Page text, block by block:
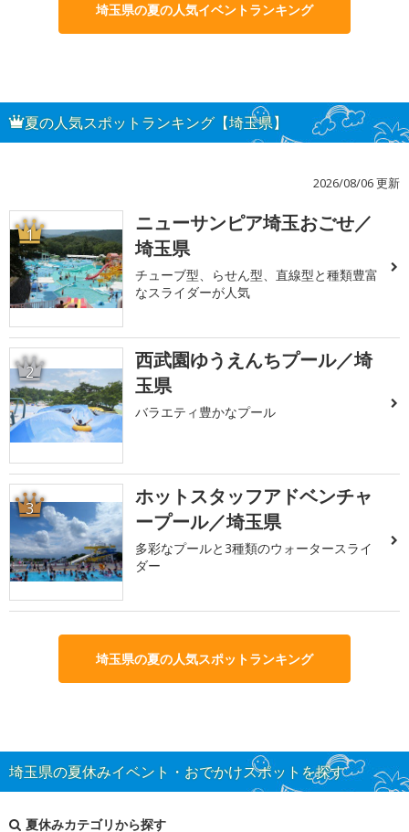
埼玉県の夏の人気イベントランキング
夏の人気スポットランキング【埼玉県】
2026/08/06 更新
1
ニューサンピア埼玉おごせ／
埼玉県
チューブ型、らせん型、直線型と種類豊富
なスライダーが人気
2
西武園ゆうえんちプール／埼
玉県
バラエティ豊かなプール
3
ホットスタッフアドベンチャ
ープール／埼玉県
多彩なプールと3種類のウォータースライ
ダー
埼玉県の夏の人気スポットランキング
埼玉県の夏休みイベント・おでかけスポットを探す
夏休みカテゴリから探す